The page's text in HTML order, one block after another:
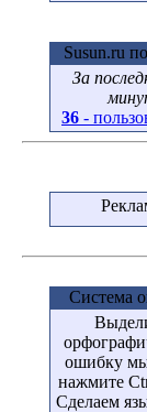
Susun.ru
За
36 -
Система
ошибку
нажмите
Сделаем